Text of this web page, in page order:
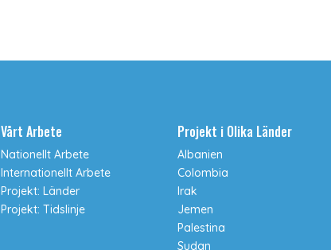
Vårt Arbete
Nationellt Arbete
Internationellt Arbete
Projekt: Länder
Projekt: Tidslinje
Projekt i Olika Länder
Albanien
Colombia
Irak
Jemen
Palestina
Sudan